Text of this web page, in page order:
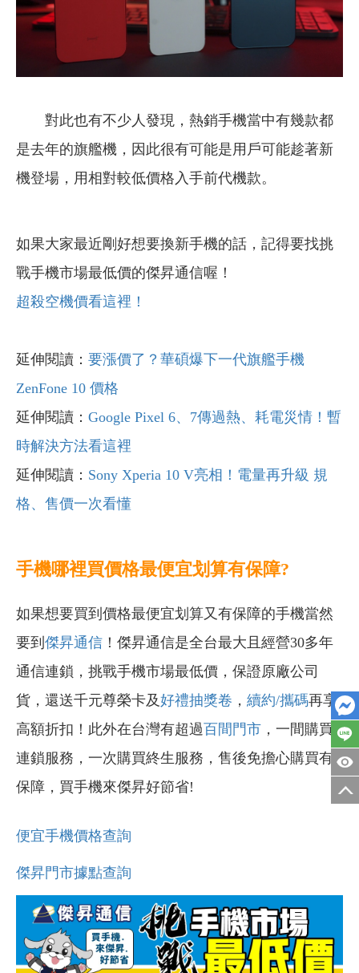
對此也有不少人發現，熱銷手機當中有幾款都
是去年的旗艦機，因此很有可能是用戶可能趁著新
機登場，用相對較低價格入手前代機款。
如果大家最近剛好想要換新手機的話，記得要找挑
戰手機市場最低價的傑昇通信喔！
超殺空機價看這裡！
延伸閱讀： 要漲價了？華碩爆下一代旗艦手機
ZenFone 10 價格
延伸閱讀： Google Pixel 6、7傳過熱、耗電災情！暫
時解決方法看這裡
延伸閱讀： Sony Xperia 10 V亮相！電量再升級 規
格、售價一次看懂
手機哪裡買價格最便宜划算有保障?
如果想要買到價格最便宜划算又有保障的手機當然
要到 傑昇通信 ！傑昇通信是全台最大且經營30多年
通信連鎖，挑戰手機市場最低價，保證原廠公司
貨，還送千元尊榮卡及好禮抽獎卷 ， 續約/攜碼再享
高額折扣！此外在台灣有超過百間門市 ，一間購買
連鎖服務，一次購買終生服務，售後免擔心購買有
保障，買手機來傑昇好節省!
便宜手機價格查詢
傑昇門市據點查詢